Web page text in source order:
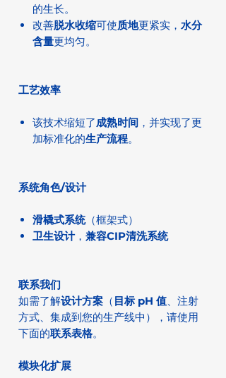
的生长。
改善脱水收缩可使质地更紧实， 水分
含量更均匀。
工艺效率
该技术缩短了成熟时间 ，并实现了更
加标准化的生产流程。
系统角色/设计
滑橇式系统（框架式）
卫生设计， 兼容CIP清洗系统
联系我们
如需了解设计方案 （ 目标 pH 值、注射
方式、集成到您的生产线中），请使用
下面的联系表格。
模块化扩展